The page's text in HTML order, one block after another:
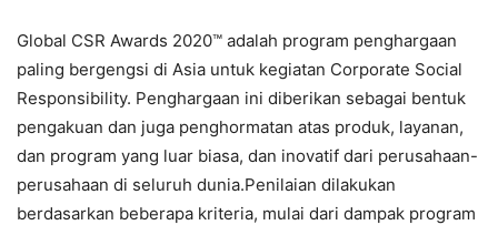
Global CSR Awards 2020™ adalah program penghargaan
paling bergengsi di Asia untuk kegiatan Corporate Social
Responsibility. Penghargaan ini diberikan sebagai bentuk
pengakuan dan juga penghormatan atas produk, layanan,
dan program yang luar biasa, dan inovatif dari perusahaan-
perusahaan di seluruh dunia.Penilaian dilakukan
berdasarkan beberapa kriteria, mulai dari dampak program